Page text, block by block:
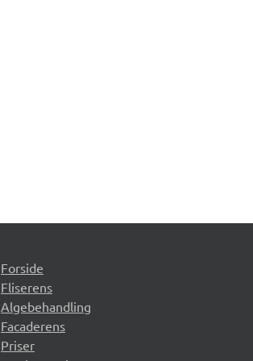
Forside
Fliserens
Algebehandling
Facaderens
Priser